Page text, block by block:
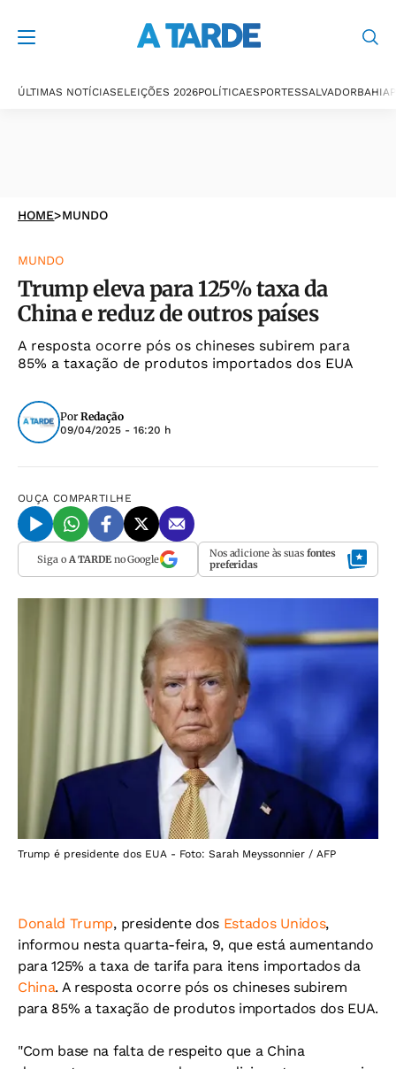
ÚLTIMAS NOTÍCIASELEIÇÕES 2026POLÍTICAESPORTESSALVADORBAHIA
HOME>MUNDO
MUNDO
Trump eleva para 125% taxa da
China e reduz de outros países
A resposta ocorre pós os chineses subirem para
85% a taxação de produtos importados dos EUA
Por Redação
09/04/2025 - 16:20 h
OUÇA COMPARTILHE
Siga o A TARDEno Google Nos adicione às suas fontes
preferidas
Trump é presidente dos EUA - Foto: Sarah Meyssonnier / AFP
Donald Trump, presidente dos Estados Unidos,
informou nesta quarta-feira, 9, que está aumentando
para 125% a taxa de tarifa para itens importados da
China. A resposta ocorre pós os chineses subirem
para 85% a taxação de produtos importados dos EUA.
"Com base na falta de respeito que a China